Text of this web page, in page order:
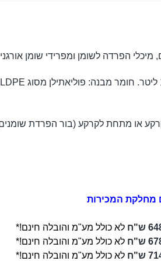
מחלקת המכירות
ש"ח
לא כולל מע"מ והובלה חינם!*
ש"ח
לא כולל מע"מ והובלה חינם!*
ש"ח לא כולל מע"מ והובלה חינם!*